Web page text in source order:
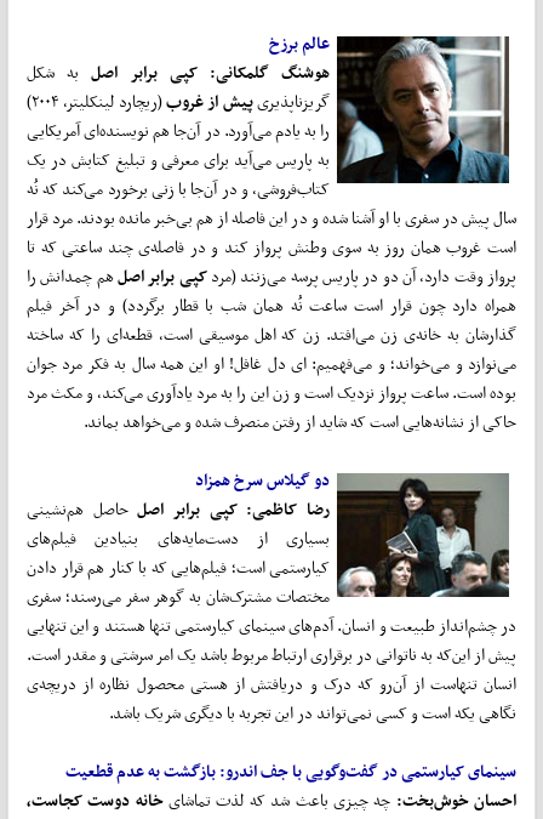
عالم برزخ
هوشنگ گلمکانی: کپی برابر اصلبه شکل
گریزناپذیریپیش از غروب
(ریچارد لینکلیتر، ۲۰۰۴)
را به یادم می‌آورد. در آن‌جا هم نویسنده‌ای آمریکایی
به پاریس می‌آید برای معرفی و تبلیغ کتابش در یک
کتاب‌فروشی، و در آن‌جا با زنی برخورد می‌کند که نُه
سال پیش در سفری با او آشنا شده و در این فاصله از هم بی‌خبر مانده بودند. مرد قرار
است غروب همان روز به سوی وطنش پرواز کند و در فاصله‌ی چند ساعتی که تا
پرواز وقت دارد، آن دو در پاریس پرسه می‌زنند (مردکپی برابر اصلهم چمدانش را
همراه دارد چون قرار است ساعت نُه همان شب با قطار برگردد) و در آخر فیلم
گذارشان به خانه‌ی زن می‌افتد. زن که اهل موسیقی است، قطعه‌ای را که ساخته
می‌نوازد و می‌خواند؛ و می‌فهمیم: ای دل غافل! او این همه سال به فکر مرد جوان
بوده است. ساعت پرواز نزدیک است و زن این را به مرد یادآوری می‌کند، و مکث مرد
حاکی از نشانه‌هایی است که شاید از رفتن منصرف شده و می‌خواهد بماند.
دو گیلاس سرخ همزاد
رضا کاظمی: کپی برابر اصلحاصل هم‌نشینی
بسیاری از دست‌مایه‌‌های بنیادین فیلم‌های
کیارستمی است؛ فیلم‌هایی که با کنار هم قرار دادن
مختصات مشترک‌شان به گوهر سفر می‌رسند؛ سفری
در چشم‌انداز طبیعت و انسان. آدم‌های سینمای کیارستمی تنها هستند و این تنهایی
پیش از این‌که به ناتوانی در برقراری ارتباط مربوط باشد یک امر سرشتی و مقدر است.
انسان تنهاست از آن‌رو که درک و دریافتش از هستی محصول نظاره‌ از دریچه‌ی
نگاهی یکه است و کسی نمی‌تواند در این تجربه با دیگری شریک باشد.
سینمای کیارستمی در گفت‌وگویی با جف اندرو: بازگشت به عدم قطعیت
احسان خوش‌بخت:چه چیزی باعث شد که لذت تماشایخانه دوست کجاست،